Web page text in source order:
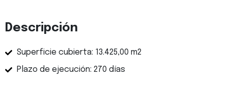
Descripción
Superficie cubierta: 13.425,00 m2
Plazo de ejecución: 270 días